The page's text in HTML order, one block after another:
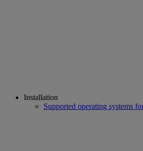
Installation
Supported operating systems